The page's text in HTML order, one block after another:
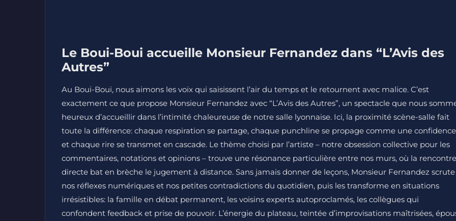
Le Boui-Boui accueille Monsieur Fernandez dans “L’Avis des
Autres”
Au Boui-Boui, nous aimons les voix qui saisissent l’air du temps et le retournent avec malice. C’est
exactement ce que propose Monsieur Fernandez avec “L’Avis des Autres”, un spectacle que nous
heureux d’accueillir dans l’intimité chaleureuse de notre salle lyonnaise. Ici, la proximité scène-salle fait
toute la différence: chaque respiration se partage, chaque punchline se propage comme une confidence
et chaque rire se transmet en cascade. Le thème choisi par l’artiste – notre obsession collective pour les
commentaires, notations et opinions – trouve une résonance particulière entre nos murs, où la rencontre
directe bat en brèche le jugement à distance. Sans jamais donner de leçons, Monsieur Fernandez scrute
nos réflexes numériques et nos petites contradictions du quotidien, puis les transforme en situations
irrésistibles: la famille en débat permanent, les voisins experts autoproclamés, les collègues qui
confondent feedback et prise de pouvoir. L’énergie du plateau, teintée d’improvisations maîtrisées,